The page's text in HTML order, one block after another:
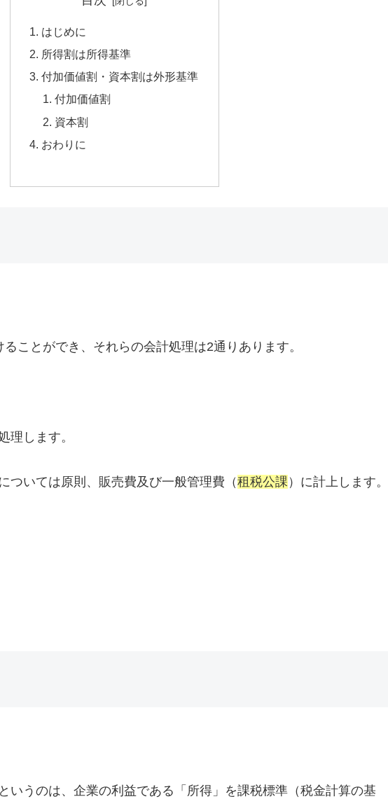
はじめに
所得割は所得基準
付加価値割・資本割は外形基準
付加価値割
資本割
おわりに
ことができ、それらの会計処理は2通りあります。
理します。
ついては原則、販売費及び一般管理費（租税公課 ）に計上します。
いうのは、企業の利益である「所得」を課税標準（税金計算の基